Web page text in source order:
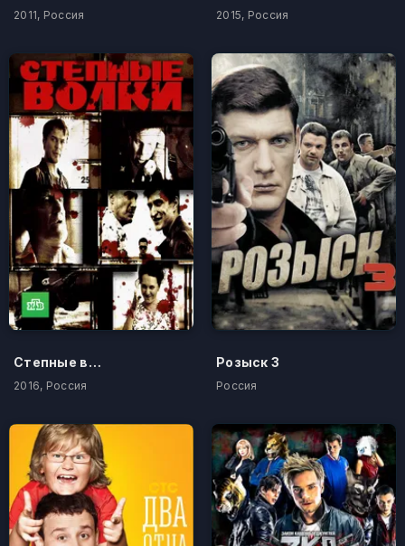
2011, Россия 2015, Россия
Степные волки
2016, Россия
Розыск 3
Россия